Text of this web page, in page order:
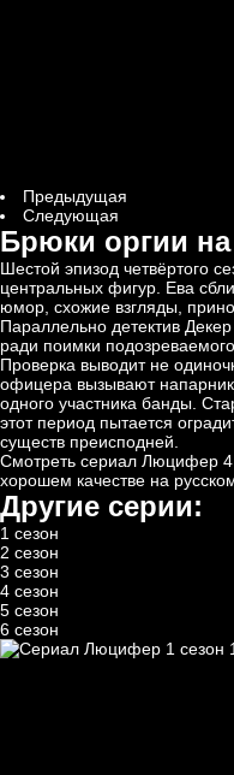
Предыдущая
Следующая
Брюки оргии на
Шестой эпизод четвёртого
центральных фигур. Ева
юмор, схожие взгляды,
Параллельно детектив
ради поимки
Проверка выводит не
офицера вызывают
одного участника банды.
этот период пытается
существ преисподней.
Смотреть сериал Люцифер
хорошем качестве на
Другие серии:
1 сезон
2 сезон
3 сезон
4 сезон
5 сезон
6 сезон